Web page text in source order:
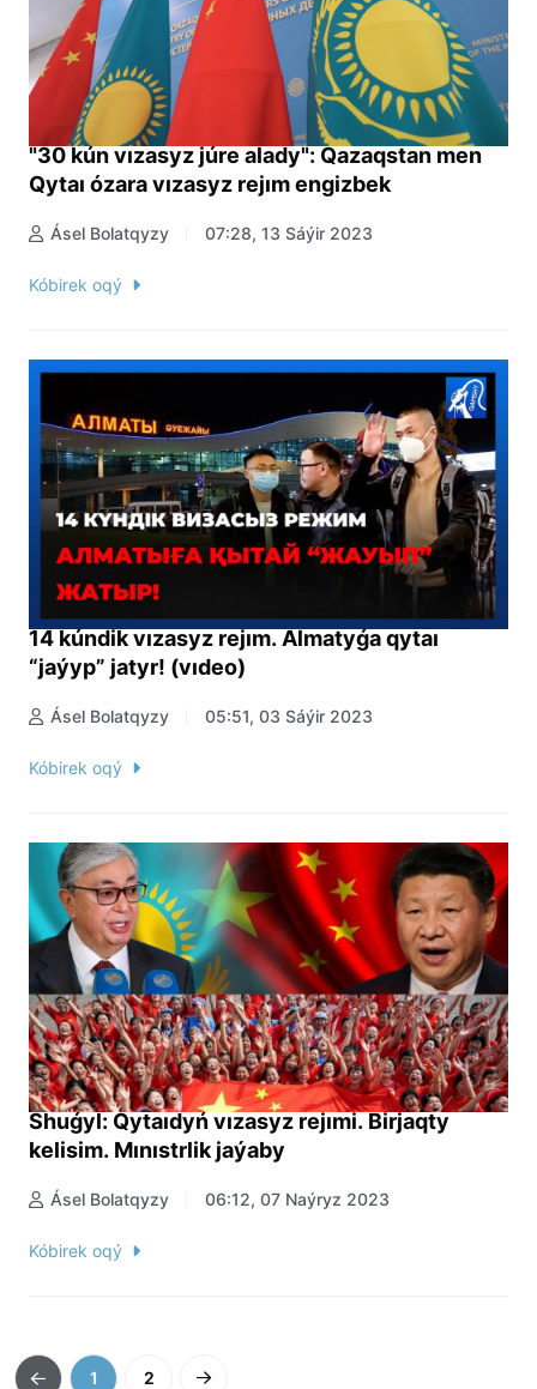
"30 kún vızasyz júre alady": Qazaqstan men
Qytaı ózara vızasyz rejım engizbek
Ásel Bolatqyzy 07:28, 13 Sáýir 2023
Kóbirek oqý
14 kúndik vızasyz rejım. Almatyǵa qytaı
“jaýyp” jatyr! (vıdeo)
Ásel Bolatqyzy 05:51, 03 Sáýir 2023
Kóbirek oqý
Shuǵyl: Qytaıdyń vızasyz rejımi. Birjaqty
kelisim. Mınıstrlik jaýaby
Ásel Bolatqyzy 06:12, 07 Naýryz 2023
Kóbirek oqý
1 2